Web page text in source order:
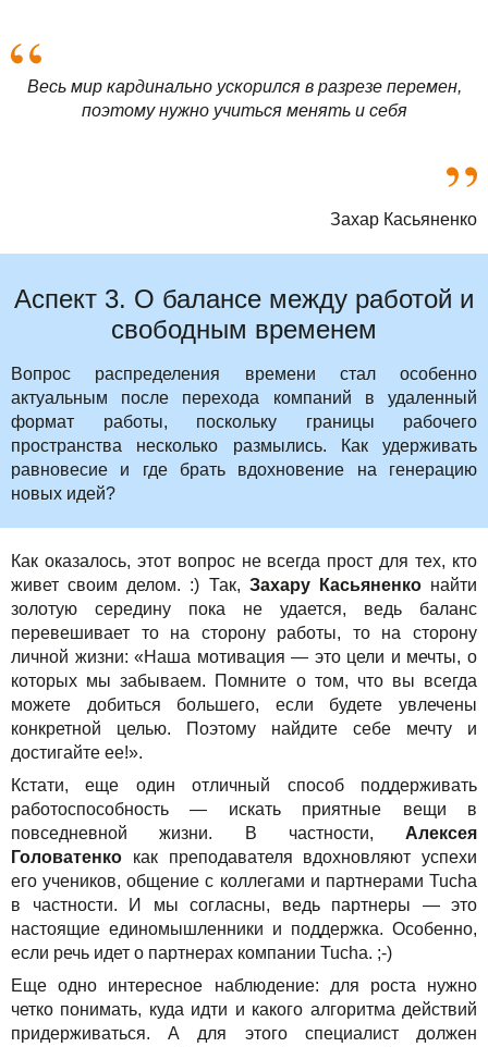
Весь мир кардинально ускорился в разрезе перемен,
поэтому нужно учиться менять и себя
Захар Касьяненко
Аспект 3. О балансе между работой и
свободным временем
Вопрос распределения времени стал особенно
актуальным после перехода компаний в удаленный
формат работы, поскольку границы рабочего
пространства несколько размылись. Как удерживать
равновесие и где брать вдохновение на генерацию
новых идей?
Как оказалось, этот вопрос не всегда прост для тех, кто
живет своим делом. :) Так, Захару Касьяненконайти
золотую середину пока не удается, ведь баланс
перевешивает то на сторону работы, то на сторону
личной жизни: «Наша мотивация — это цели и мечты, о
которых мы забываем. Помните о том, что вы всегда
можете добиться большего, если будете увлечены
конкретной целью. Поэтому найдите себе мечту и
достигайте ее!».
Кстати, еще один отличный способ поддерживать
работоспособность — искать приятные вещи в
повседневной жизни. В частности, Алексея
Головатенко как преподавателя вдохновляют успехи
его учеников, общение с коллегами и партнерами Tucha
в частности. И мы согласны, ведь партнеры — это
настоящие единомышленники и поддержка. Особенно,
если речь идет о партнерах компании Tucha. ;-)
Еще одно интересное наблюдение: для роста нужно
четко понимать, куда идти и какого алгоритма действий
придерживаться. А для этого специалист должен